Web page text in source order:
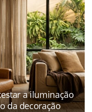
a iluminação
da decoração